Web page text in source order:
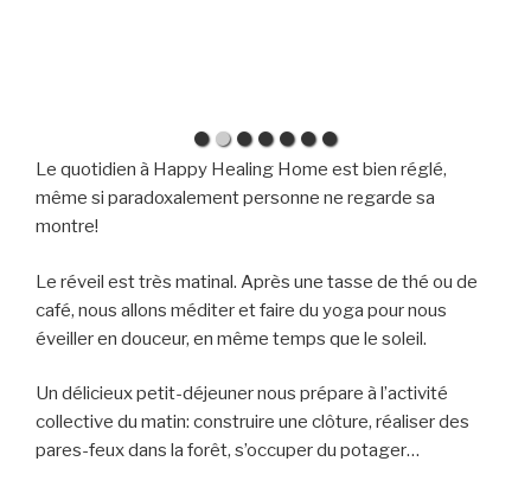
Le quotidien à Happy Healing Home est bien réglé,
même si paradoxalement personne ne regarde sa
montre!
Le réveil est très matinal. Après une tasse de thé ou de
café, nous allons méditer et faire du yoga pour nous
éveiller en douceur, en même temps que le soleil.
Un délicieux petit-déjeuner nous prépare à l’activité
collective du matin: construire une clôture, réaliser des
pares-feux dans la forêt, s’occuper du potager…